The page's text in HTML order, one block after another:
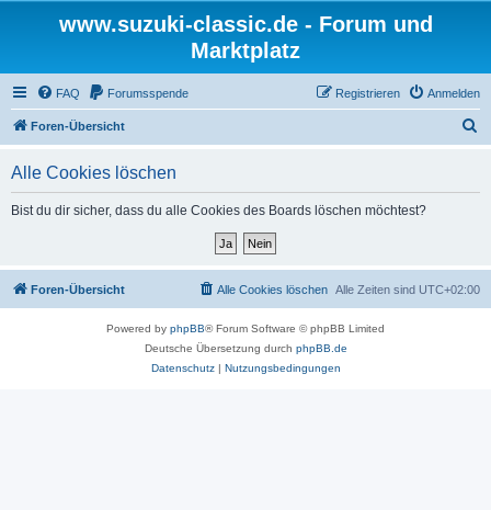
www.suzuki-classic.de - Forum und
Marktplatz
FAQ Forumsspende Anmelden
Registrieren
Foren-Übersicht
Alle Cookies löschen
Bist du dir sicher, dass du alle Cookies des Boards löschen möchtest?
Foren-Übersicht Alle Zeiten sind UTC+02:00
Alle Cookies löschen
Powered by phpBB® Forum Software © phpBB Limited
Deutsche Übersetzung durch phpBB.de
Datenschutz| Nutzungsbedingungen